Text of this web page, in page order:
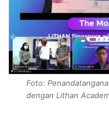
Foto:
dengan Lithan